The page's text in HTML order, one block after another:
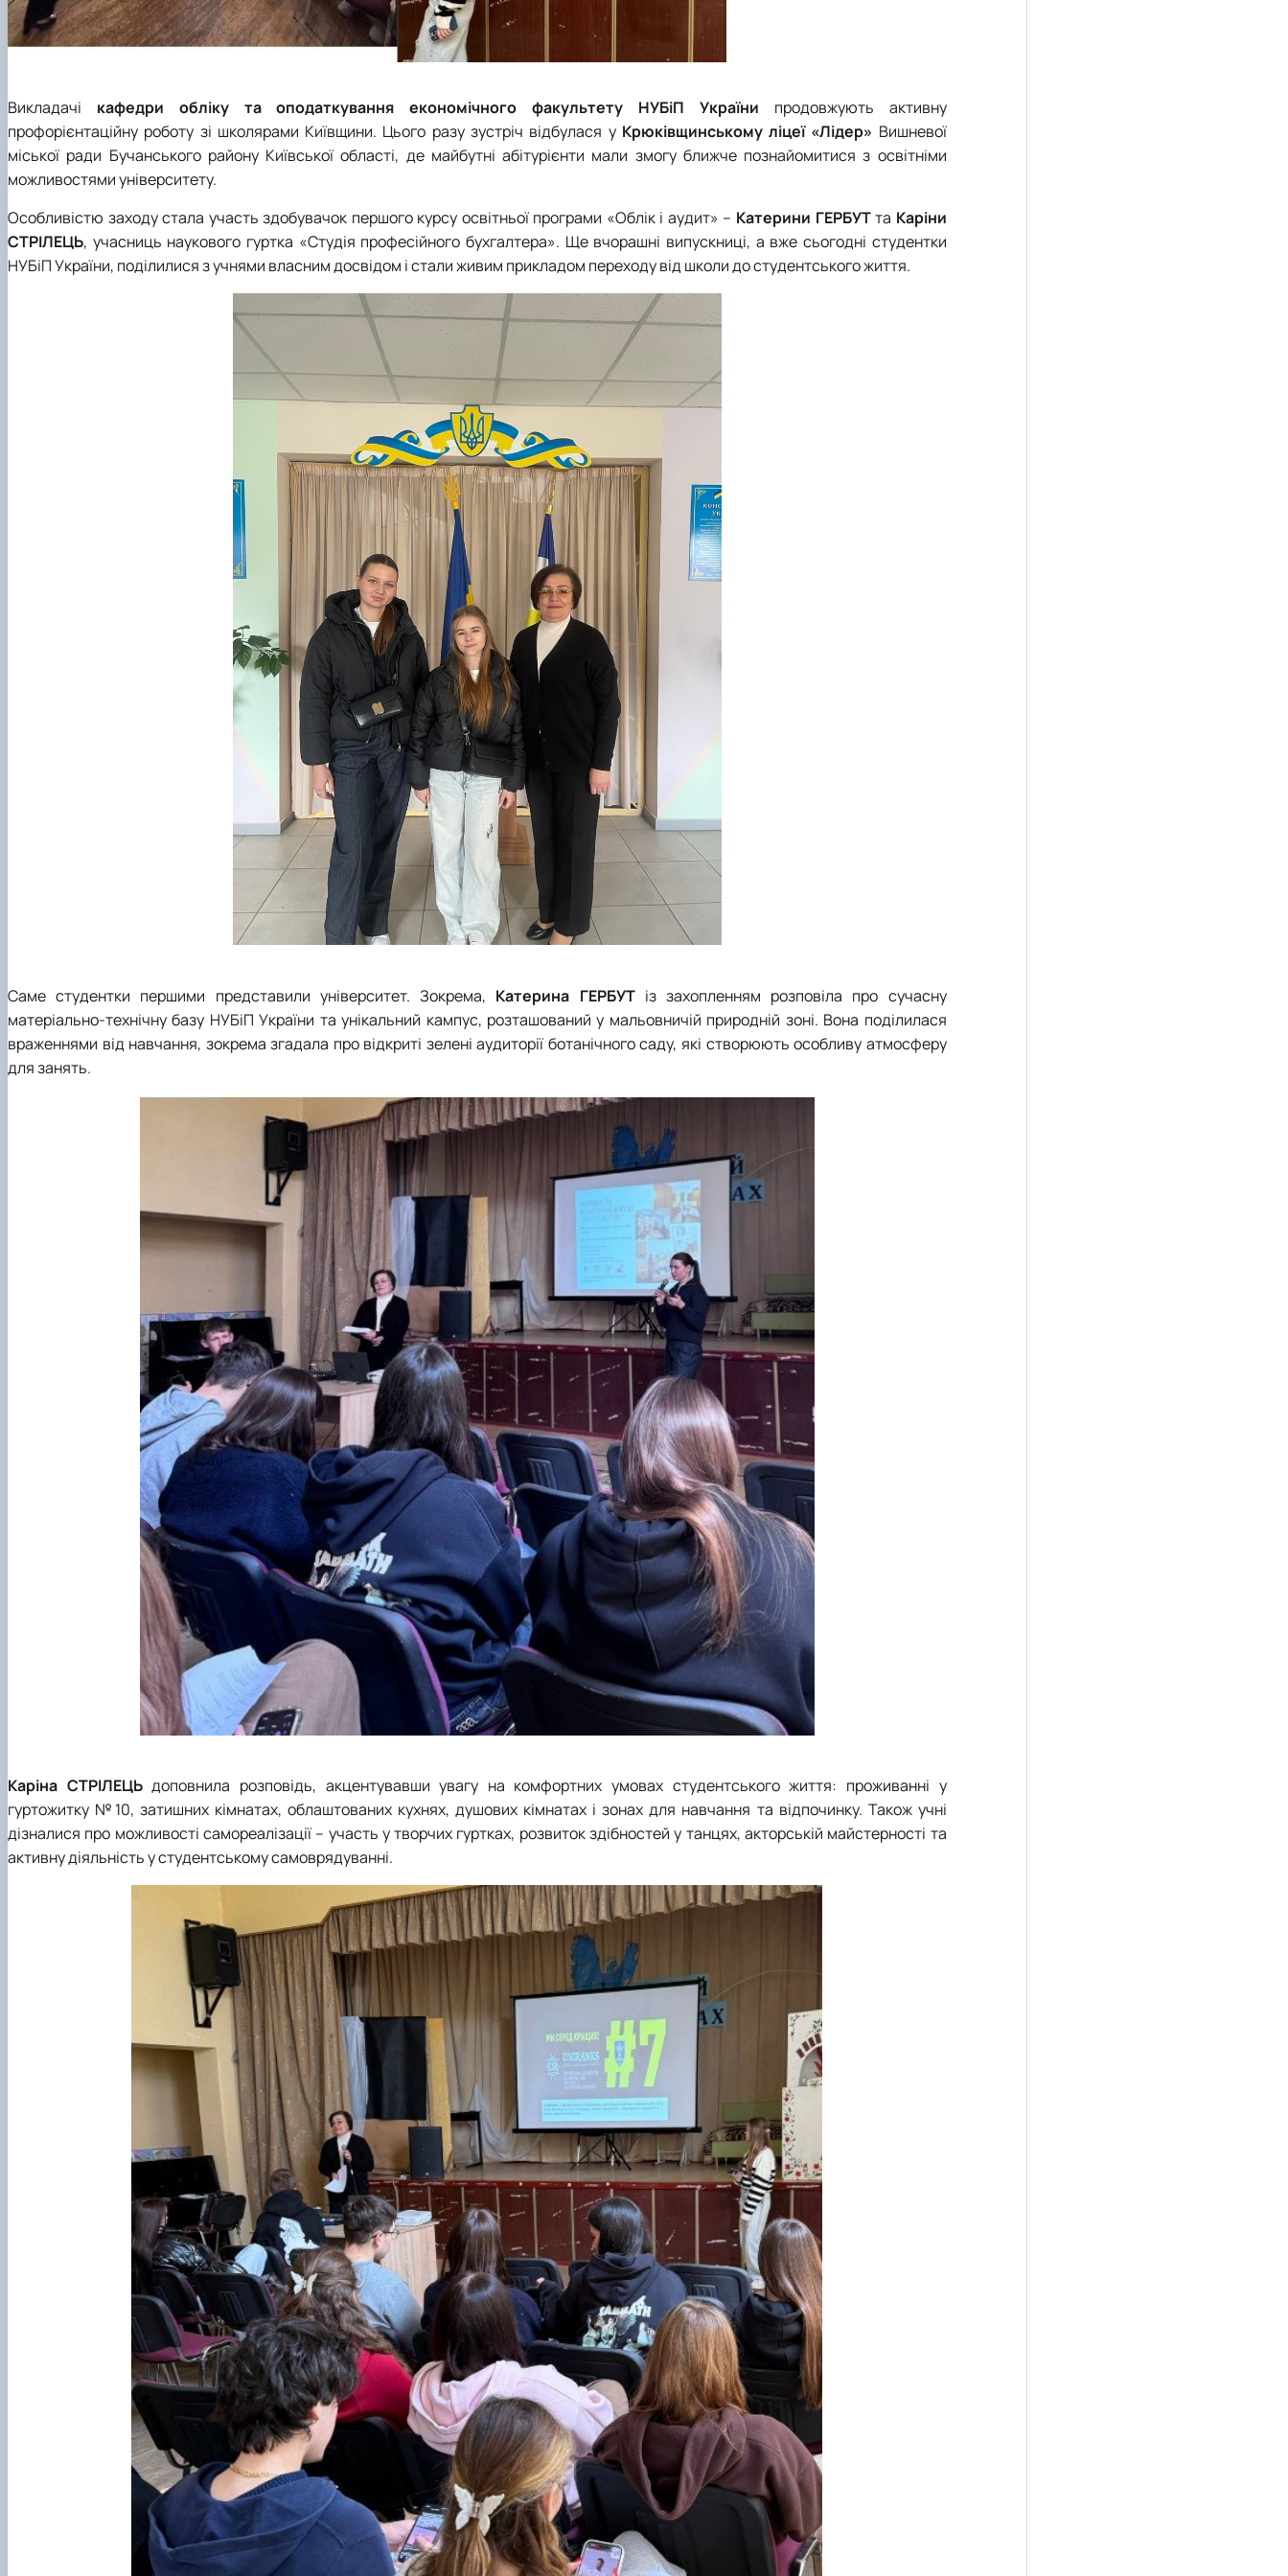
Викладачі кафедри обліку та оподаткування економічного факультету НУБіП України продовжують активну
профорієнтаційну роботу зі школярами Київщини. Цього разу зустріч відбулася у Крюківщинському ліцеї «Лідер» Вишневої
міської ради Бучанського району Київської області, де майбутні абітурієнти мали змогу ближче познайомитися з освітніми
можливостями університету.
Особливістю заходу стала участь здобувачок першого курсу освітньої програми «Облік і аудит» – Катерини ГЕРБУТта Каріни
СТРІЛЕЦЬ, учасниць наукового гуртка «Студія професійного бухгалтера». Ще вчорашні випускниці, а вже сьогодні студентки
НУБіП України, поділилися з учнями власним досвідом і стали живим прикладом переходу від школи до студентського життя.
Саме студентки першими представили університет. Зокрема, Катерина ГЕРБУТіз захопленням розповіла про сучасну
матеріально-технічну базу НУБіП України та унікальний кампус, розташований у мальовничій природній зоні. Вона поділилася
враженнями від навчання, зокрема згадала про відкриті зелені аудиторії ботанічного саду, які створюють особливу атмосферу
для занять.
Каріна СТРІЛЕЦЬдоповнила розповідь, акцентувавши увагу на комфортних умовах студентського життя: проживанні у
гуртожитку №10, затишних кімнатах, облаштованих кухнях, душових кімнатах і зонах для навчання та відпочинку. Також учні
дізналися про можливості самореалізації – участь у творчих гуртках, розвиток здібностей у танцях, акторській майстерності та
активну діяльність у студентському самоврядуванні.